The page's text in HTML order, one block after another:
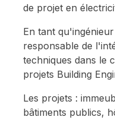
de projet en
En tant
responsable de
techniques dans le
projets Building
Les projets :
bâtiments publics,